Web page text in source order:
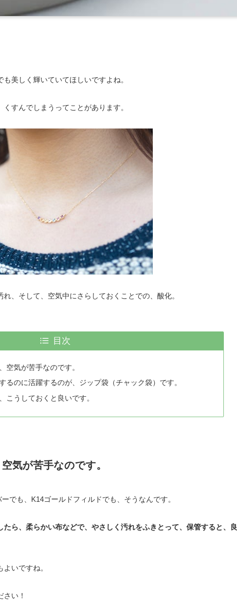
美しく輝いていてほしいですよね。
すんでしまうってことがあります。
、そして、空気中にさらしておくことでの、酸化。
目次
空気が苦手なのです。
るのに活躍するのが、ジップ袋（チャック袋）です。
こうしておくと良いです。
気が苦手なのです。
でも、K14ゴールドフィルドでも、そうなんです。
ら、柔らかい布などで、やさしく汚れをふきとって、保管すると、良
いですね。
い！